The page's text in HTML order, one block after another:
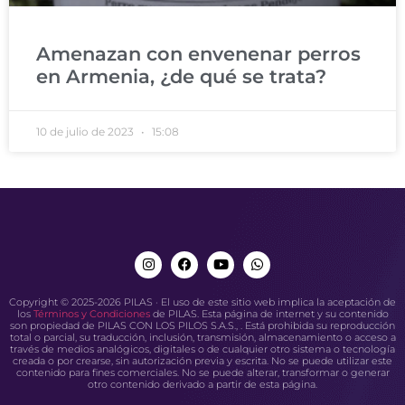
Amenazan con envenenar perros
en Armenia, ¿de qué se trata?
10 de julio de 2023 15:08
Copyright © 2025-2026 PILAS · El uso de este sitio web implica la aceptación de
los Términos y Condicionesde PILAS. Esta página de internet y su contenido
son propiedad de PILAS CON LOS PILOS S.A.S., . Está prohibida su reproducción
total o parcial, su traducción, inclusión, transmisión, almacenamiento o acceso a
través de medios analógicos, digitales o de cualquier otro sistema o tecnología
creada o por crearse, sin autorización previa y escrita. No se puede utilizar este
contenido para fines comerciales. No se puede alterar, transformar o generar
otro contenido derivado a partir de esta página.